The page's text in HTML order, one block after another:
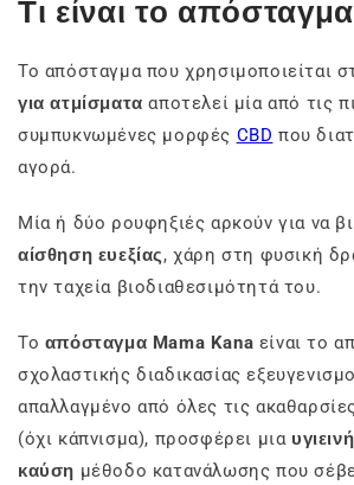
Τι είναι το
Το απόσταγμα που χρησιμοποιείται
για ατμίσματα αποτελεί μία από τις
συμπυκνωμένες μορφές CBD που
αγορά.
Μία ή δύο ρουφηξιές αρκούν για να
αίσθηση ευεξίας, χάρη στη φυσική
την ταχεία βιοδιαθεσιμότητά του.
Το απόσταγμα Mama Kana είναι το
σχολαστικής διαδικασίας
απαλλαγμένο από όλες τις
(όχι κάπνισμα), προσφέρει μια
καύση μέθοδο κατανάλωσης που